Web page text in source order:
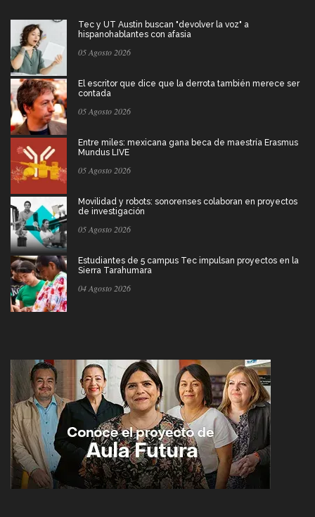
Tec y UT Austin buscan "devolver la voz" a
hispanohablantes con afasia
05 Agosto 2026
El escritor que dice que la derrota también merece ser
contada
05 Agosto 2026
Entre miles: mexicana gana beca de maestría Erasmus
Mundus LIVE
05 Agosto 2026
Movilidad y robots: sonorenses colaboran en proyectos
de investigación
05 Agosto 2026
Estudiantes de 5 campus Tec impulsan proyectos en la
Sierra Tarahumara
04 Agosto 2026